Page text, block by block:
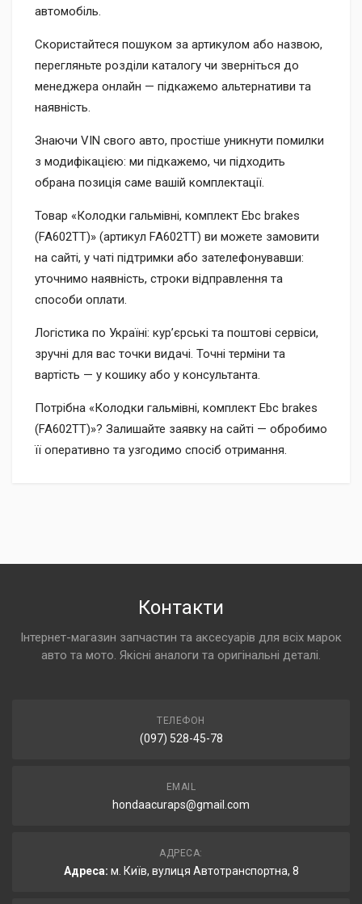
автомобіль.
Скористайтеся пошуком за артикулом або назвою,
перегляньте розділи каталогу чи зверніться до
менеджера онлайн — підкажемо альтернативи та
наявність.
Знаючи VIN свого авто, простіше уникнути помилки
з модифікацією: ми підкажемо, чи підходить
обрана позиція саме вашій комплектації.
Товар «Колодки гальмівні, комплект Ebc brakes
(FA602TT)» (артикул FA602TT) ви можете замовити
на сайті, у чаті підтримки або зателефонувавши:
уточнимо наявність, строки відправлення та
способи оплати.
Логістика по Україні: кур’єрські та поштові сервіси,
зручні для вас точки видачі. Точні терміни та
вартість — у кошику або у консультанта.
Потрібна «Колодки гальмівні, комплект Ebc brakes
(FA602TT)»? Залишайте заявку на сайті — обробимо
її оперативно та узгодимо спосіб отримання.
Контакти
Інтернет-магазин запчастин та аксесуарів для всіх марок
авто та мото. Якісні аналоги та оригінальні деталі.
ТЕЛЕФОН
(097) 528-45-78
EMAIL
hondaacuraps@gmail.com
АДРЕСА:
Адреса: м. Київ, вулиця Автотранспортна, 8